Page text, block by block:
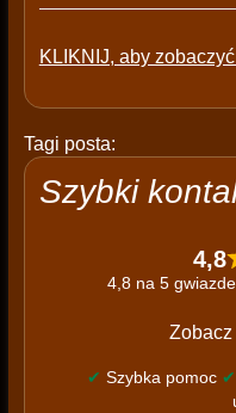
KLIKNIJ, aby
Tagi posta:
Szybki
4,8
4,8 na 5
✔ Szybka pomoc ✔